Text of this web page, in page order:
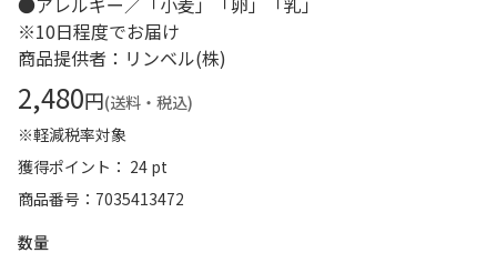
※10日程度でお届け
商品提供者：リンベル(株)
2,480円(送料・税込)
※軽減税率対象
獲得ポイント： 24 pt
商品番号
7035413472
数量